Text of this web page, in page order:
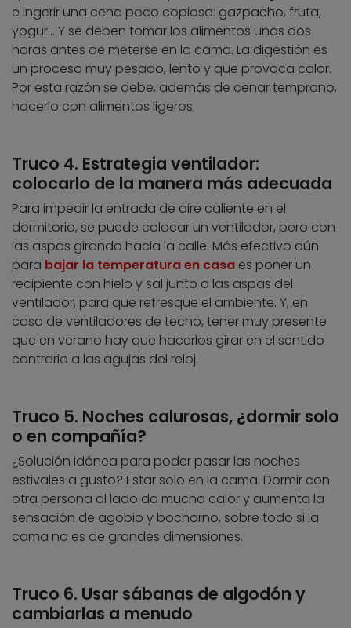
e ingerir una cena poco copiosa: gazpacho, fruta,
yogur… Y se deben tomar los alimentos unas dos
horas antes de meterse en la cama. La digestión es
un proceso muy pesado, lento y que provoca calor.
Por esta razón se debe, además de cenar temprano,
hacerlo con alimentos ligeros.
Truco 4. Estrategia ventilador:
colocarlo de la manera más adecuada
Para impedir la entrada de aire caliente en el
dormitorio, se puede colocar un ventilador, pero con
las aspas girando hacia la calle. Más efectivo aún
para bajar la temperatura en casa es poner un
recipiente con hielo y sal junto a las aspas del
ventilador, para que refresque el ambiente. Y, en
caso de ventiladores de techo, tener muy presente
que en verano hay que hacerlos girar en el sentido
contrario a las agujas del reloj.
Truco 5. Noches calurosas, ¿dormir solo
o en compañía?
¿Solución idónea para poder pasar las noches
estivales a gusto? Estar solo en la cama. Dormir con
otra persona al lado da mucho calor y aumenta la
sensación de agobio y bochorno, sobre todo si la
cama no es de grandes dimensiones.
Truco 6. Usar sábanas de algodón y
cambiarlas a menudo